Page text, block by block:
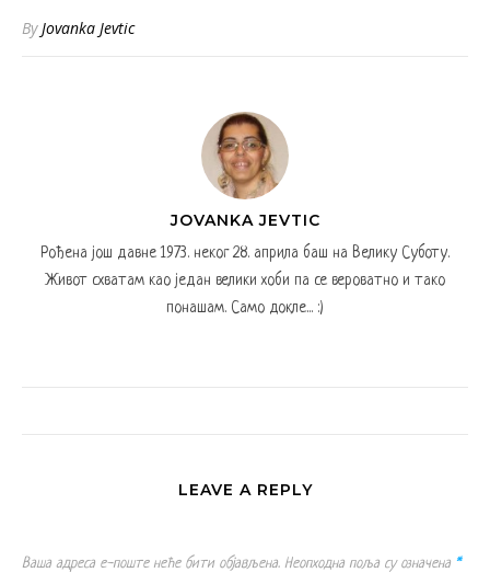
ByJovanka Jevtic
JOVANKA JEVTIC
Рођена још давне 1973. неког 28. априла баш на Велику Суботу.
Живот схватам као један велики хоби па се вероватно и тако
понашам. Само докле... :)
LEAVE A REPLY
Ваша адреса е-поште неће бити објављена. Неопходна поља су означена *